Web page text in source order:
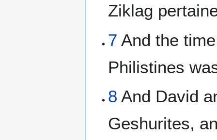
Ziklag
7 And the
Philistines
8 And David
Geshurites,